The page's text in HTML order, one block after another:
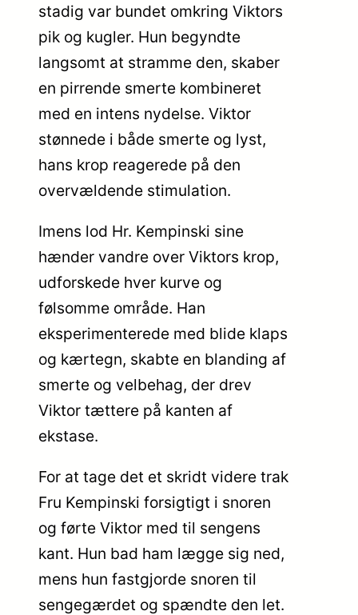
stadig var bundet omkring Viktors
pik og kugler. Hun begyndte
langsomt at stramme den, skaber
en pirrende smerte kombineret
med en intens nydelse. Viktor
stønnede i både smerte og lyst,
hans krop reagerede på den
overvældende stimulation.
Imens lod Hr. Kempinski sine
hænder vandre over Viktors krop,
udforskede hver kurve og
følsomme område. Han
eksperimenterede med blide klaps
og kærtegn, skabte en blanding af
smerte og velbehag, der drev
Viktor tættere på kanten af
ekstase.
For at tage det et skridt videre trak
Fru Kempinski forsigtigt i snoren
og førte Viktor med til sengens
kant. Hun bad ham lægge sig ned,
mens hun fastgjorde snoren til
sengegærdet og spændte den let.